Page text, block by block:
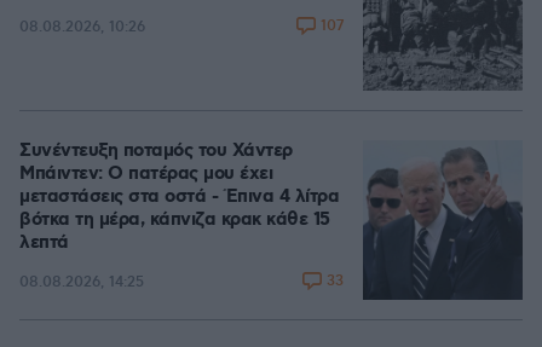
08.08.2026, 10:26 107
Συνέντευξη ποταμός του Χάντερ
Μπάιντεν: Ο πατέρας μου έχει
μεταστάσεις στα οστά - Έπινα 4 λίτρα
βότκα τη μέρα, κάπνιζα κρακ κάθε 15
λεπτά
08.08.2026, 14:25 33